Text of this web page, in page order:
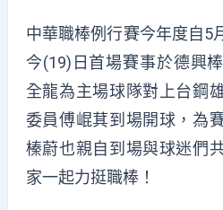
中華職棒例行賽今年度自5
今(19)日首場賽事於德興
全龍為主場球隊對上台鋼
委員傅崐萁到場開球，為
榛蔚也親自到場與球迷們
家一起力挺職棒！